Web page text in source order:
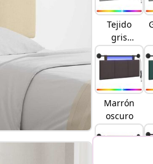
Tejido
gris
nube
Marrón
oscuro